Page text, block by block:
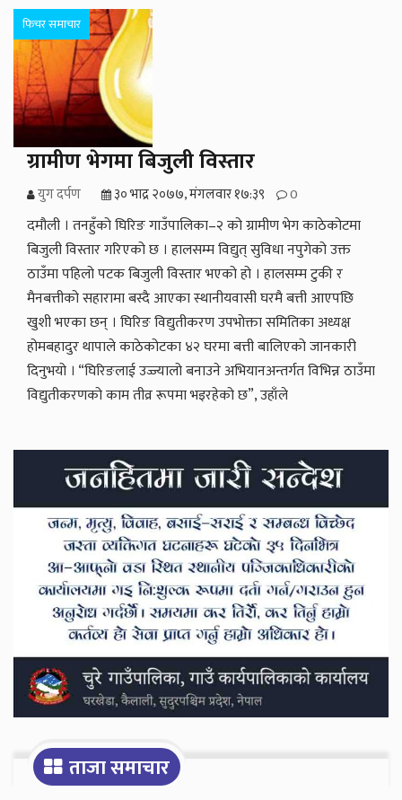
फिचर समाचार
ग्रामीण भेगमा बिजुली विस्तार
युग दर्पण ३० भाद्र २०७७, मंगलवार १७:३९ 0
दमौली । तनहुँको घिरिङ गाउँपालिका–२ को ग्रामीण भेग काठेकोटमा
बिजुली विस्तार गरिएको छ । हालसम्म विद्युत् सुविधा नपुगेको उक्त
ठाउँमा पहिलो पटक बिजुली विस्तार भएको हो । हालसम्म टुकी र
मैनबत्तीको सहारामा बस्दै आएका स्थानीयवासी घरमै बत्ती आएपछि
खुशी भएका छन् । घिरिङ विद्युतीकरण उपभोक्ता समितिका अध्यक्ष
होमबहादुर थापाले काठेकोटका ४२ घरमा बत्ती बालिएको जानकारी
दिनुभयो । “घिरिङलाई उज्ज्यालो बनाउने अभियानअन्तर्गत विभिन्न ठाउँमा
विद्युतीकरणको काम तीव्र रूपमा भइरहेको छ”, उहाँले
Secondary
Sidebar
ताजा समाचार